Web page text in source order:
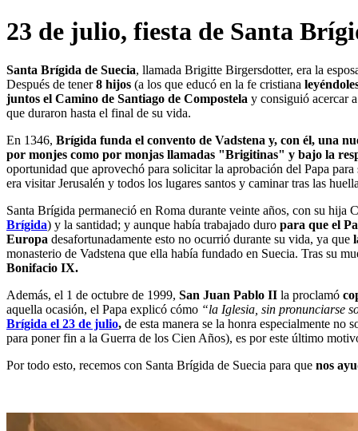
23 de julio, fiesta de Santa
Santa Brígida de Suecia, llamada Brigitte Birgersdotter, era la
Después de tener8 hijos (a los que educó en la fe cristiana
juntos el Camino de Santiago de Compostela y consiguió acercar
que duraron hasta el final de su vida.
En 1346, Brígida funda el convento de Vadstena y, con él, una
por monjes como por monjas llamadas "Brigitinas" y bajo la
oportunidad que aprovechó para solicitar la aprobación del Papa
era visitar Jerusalén y todos los lugares santos y caminar tras las
Santa Brígida permaneció en Roma durante veinte años, con su hija
Brígida) y la santidad; y aunque había trabajado duro para que el
Europa desafortunadamente esto no ocurrió durante su vida, ya que
monasterio de Vadstena que ella había fundado en Suecia. Tras su
Bonifacio IX.
Además, el 1 de octubre de 1999, San Juan Pablo II la proclamó
aquella ocasión, el Papa explicó cómo “la Iglesia, sin pronunciarse
Brígida el 23 de julio, de esta manera se la honra especialmente no
para poner fin a la Guerra de los Cien Años), es por este último
Por todo esto, recemos con Santa Brígida de Suecia para que nos